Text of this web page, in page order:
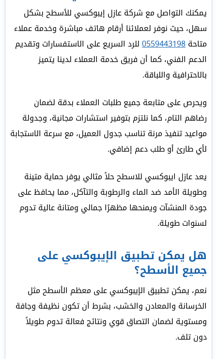
يمكنك التواصل مع شركة عازل إيبوكسي للأسطح بشكل
سهل، حيث نوفر لعملائنا أرقام هاتف مباشرة وخدمة عملاء
متاحة0559443198للرد السريع على الاستفسارات وتقديم
الدعم الفني، كما أن فريق خدمة العملاء لدينا يتميز
بالاحترافية واللباقة.
ويحرص على متابعة جميع طلبات العملاء بدقة لضمان
رضاهم التام، كما نلتزم بتوفير استشارات مجانية، وجدولة
مواعيد تنفيذ مرنة تناسب جدول العميل، مع سرعة الاستجابة
لأي طارئ أو طلب دعم إضافي.
يعد عازل ايبوكسي للاسطح حلاً مثالي يوفر حماية متينة
وطويلة الأمد ضد الماء والرطوبة والتآكل، مما يحافظ على
جودة المنشآت ويمنحها مظهرًا جمالي ومتانة عالية تدوم
لسنوات طويلة.
هل يمكن تطبيق الإيبوكسي على
جميع الأسطح؟
نعم، يمكن تطبيق الإيبوكسي على معظم الأسطح مثل
الخرسانة والمعادن والخشب، بشرط أن تكون نظيفة وجافة
ومستوية لضمان التصاق قوي ونتائج فعالة تدوم طويلاً
دون تلف.